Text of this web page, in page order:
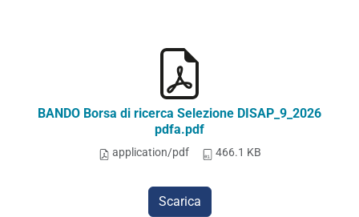
BANDO Borsa di ricerca Selezione DISAP_9_2026
pdfa.pdf
application/pdf 466.1 KB
Scarica